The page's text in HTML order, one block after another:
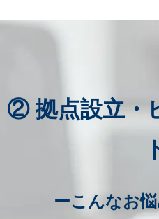
② 拠点設立・
ーこんなお